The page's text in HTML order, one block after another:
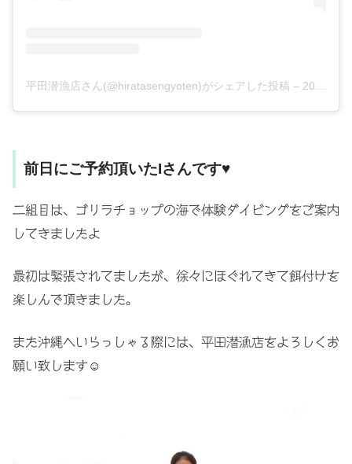
平田潜漁店さん(@hiratasengyoten)がシェアした投稿 – 2019年 4月月14日午前2時23分PDT
前日にご予約頂いたIさんです♥
二組目は、ゴリラチョップの海で体験ダイビングをご案内
してきましたよ
最初は緊張されてましたが、徐々にほぐれてきて餌付けを
楽しんで頂きました。
また沖縄へいらっしゃる際には、平田潜漁店をよろしくお
願い致します☺